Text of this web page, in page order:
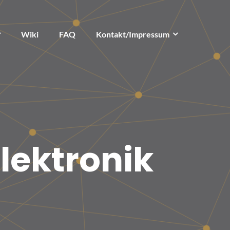
Wiki FAQ Kontakt/Impressum